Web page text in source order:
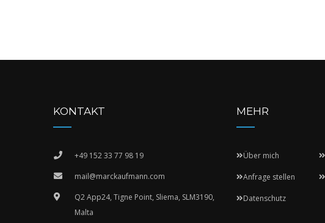
KONTAKT
+49 152 33 77 98 19
mail@marckaufmann.com
Q2 App24, Tigne Point, Sliema, SLM3190,
Malta
MEHR
Über mich
Anfrage stellen
Datenschutz